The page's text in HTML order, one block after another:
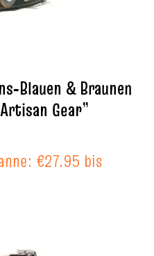
& Braunen
Gear”
€27.95 bis